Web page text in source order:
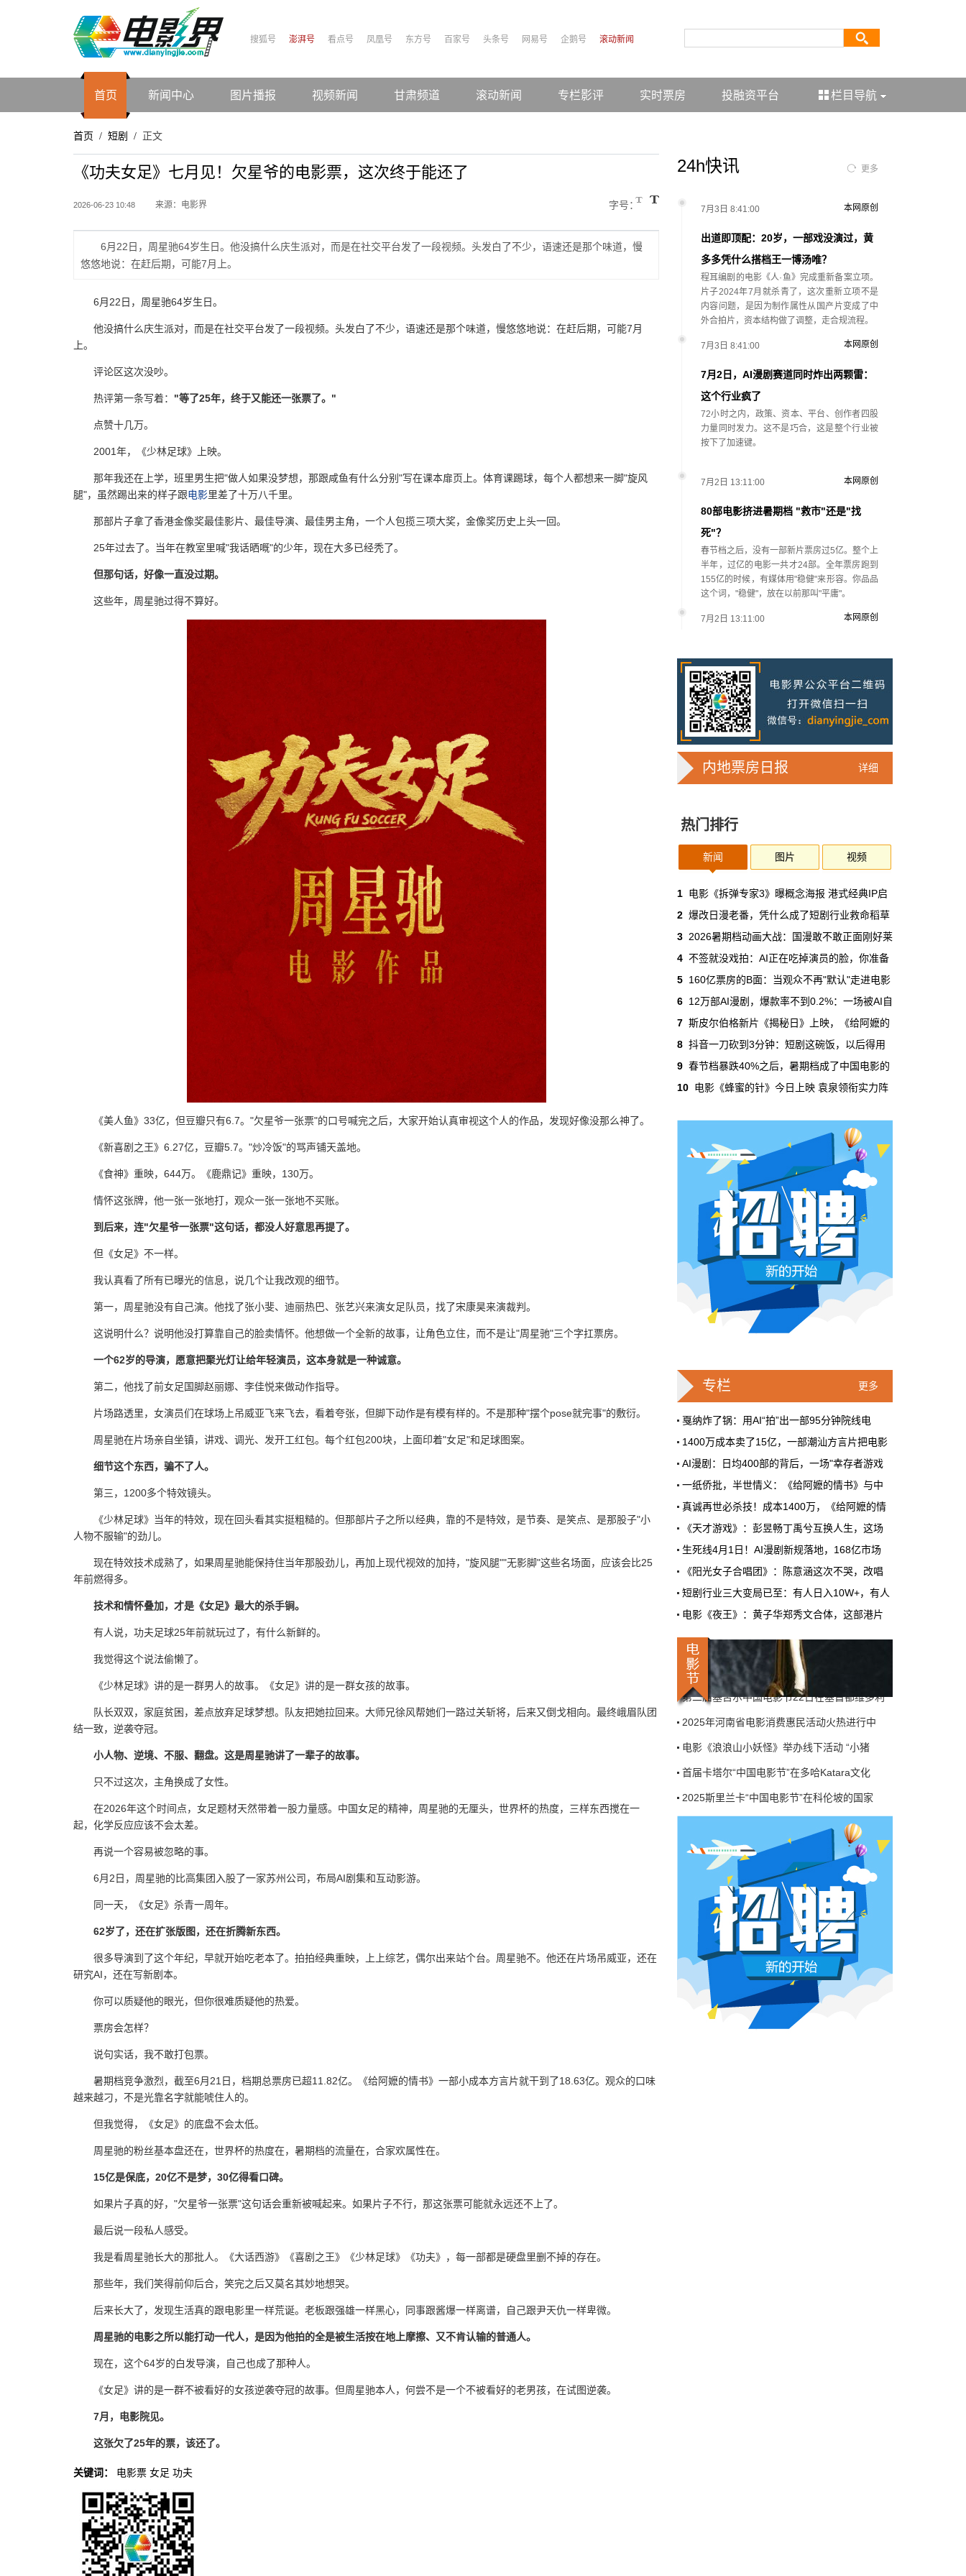
搜狐号 澎湃号 看点号 凤凰号 东方号 百家号 头条号 网易号 企鹅号 滚动新闻
首页 新闻中心 图片播报 视频新闻 甘肃频道 滚动新闻 专栏影评 实时票房 投融资平台 栏目导航
首页 / 短剧 / 正文
《功夫女足》七月见！欠星爷的电影票，这次终于能还了
2026-06-23 10:48 来源：电影界 字号：
6月22日，周星驰64岁生日。他没搞什么庆生派对，而是在社交平台发了一段视频。头发白了不少，语速还是那个味道，慢
悠悠地说：在赶后期，可能7月上。
6月22日，周星驰64岁生日。
他没搞什么庆生派对，而是在社交平台发了一段视频。头发白了不少，语速还是那个味道，慢悠悠地说：在赶后期，可能7月
上。
评论区这次没吵。
热评第一条写着： "等了25年，终于又能还一张票了。"
点赞十几万。
2001年，《少林足球》上映。
那年我还在上学，班里男生把"做人如果没梦想，那跟咸鱼有什么分别"写在课本扉页上。体育课踢球，每个人都想来一脚"旋风
腿"，虽然踢出来的样子跟电影里差了十万八千里。
那部片子拿了香港金像奖最佳影片、最佳导演、最佳男主角，一个人包揽三项大奖，金像奖历史上头一回。
25年过去了。当年在教室里喊"我话晒嘅"的少年，现在大多已经秃了。
但那句话，好像一直没过期。
这些年，周星驰过得不算好。
《美人鱼》33亿，但豆瓣只有6.7。"欠星爷一张票"的口号喊完之后，大家开始认真审视这个人的作品，发现好像没那么神了。
《新喜剧之王》6.27亿，豆瓣5.7。"炒冷饭"的骂声铺天盖地。
《食神》重映，644万。《鹿鼎记》重映，130万。
情怀这张牌，他一张一张地打，观众一张一张地不买账。
到后来，连"欠星爷一张票"这句话，都没人好意思再提了。
但《女足》不一样。
我认真看了所有已曝光的信息，说几个让我改观的细节。
第一，周星驰没有自己演。他找了张小斐、迪丽热巴、张艺兴来演女足队员，找了宋康昊来演裁判。
这说明什么？说明他没打算靠自己的脸卖情怀。他想做一个全新的故事，让角色立住，而不是让"周星驰"三个字扛票房。
一个62岁的导演，愿意把聚光灯让给年轻演员，这本身就是一种诚意。
第二，他找了前女足国脚赵丽娜、李佳悦来做动作指导。
片场路透里，女演员们在球场上吊威亚飞来飞去，看着夸张，但脚下动作是有模有样的。不是那种"摆个pose就完事"的敷衍。
周星驰在片场亲自坐镇，讲戏、调光、发开工红包。每个红包200块，上面印着"女足"和足球图案。
细节这个东西，骗不了人。
第三，1200多个特效镜头。
《少林足球》当年的特效，现在回头看其实挺粗糙的。但那部片子之所以经典，靠的不是特效，是节奏、是笑点、是那股子"小
人物不服输"的劲儿。
现在特效技术成熟了，如果周星驰能保持住当年那股劲儿，再加上现代视效的加持，"旋风腿""无影脚"这些名场面，应该会比25
年前燃得多。
技术和情怀叠加，才是《女足》最大的杀手锏。
有人说，功夫足球25年前就玩过了，有什么新鲜的。
我觉得这个说法偷懒了。
《少林足球》讲的是一群男人的故事。《女足》讲的是一群女孩的故事。
队长双双，家庭贫困，差点放弃足球梦想。队友把她拉回来。大师兄徐风帮她们一路过关斩将，后来又倒戈相向。最终峨眉队团
结一致，逆袭夺冠。
小人物、逆境、不服、翻盘。这是周星驰讲了一辈子的故事。
只不过这次，主角换成了女性。
在2026年这个时间点，女足题材天然带着一股力量感。中国女足的精神，周星驰的无厘头，世界杯的热度，三样东西搅在一
起，化学反应应该不会太差。
再说一个容易被忽略的事。
6月2日，周星驰的比高集团入股了一家苏州公司，布局AI剧集和互动影游。
同一天，《女足》杀青一周年。
62岁了，还在扩张版图，还在折腾新东西。
很多导演到了这个年纪，早就开始吃老本了。拍拍经典重映，上上综艺，偶尔出来站个台。周星驰不。他还在片场吊威亚，还在
研究AI，还在写新剧本。
你可以质疑他的眼光，但你很难质疑他的热爱。
票房会怎样？
说句实话，我不敢打包票。
暑期档竞争激烈，截至6月21日，档期总票房已超11.82亿。《给阿嬷的情书》一部小成本方言片就干到了18.63亿。观众的口味
越来越刁，不是光靠名字就能唬住人的。
但我觉得，《女足》的底盘不会太低。
周星驰的粉丝基本盘还在，世界杯的热度在，暑期档的流量在，合家欢属性在。
15亿是保底，20亿不是梦，30亿得看口碑。
如果片子真的好，"欠星爷一张票"这句话会重新被喊起来。如果片子不行，那这张票可能就永远还不上了。
最后说一段私人感受。
我是看周星驰长大的那批人。《大话西游》《喜剧之王》《少林足球》《功夫》，每一部都是硬盘里删不掉的存在。
那些年，我们笑得前仰后合，笑完之后又莫名其妙地想哭。
后来长大了，发现生活真的跟电影里一样荒诞。老板跟强雄一样黑心，同事跟酱爆一样离谱，自己跟尹天仇一样卑微。
周星驰的电影之所以能打动一代人，是因为他拍的全是被生活按在地上摩擦、又不肯认输的普通人。
现在，这个64岁的白发导演，自己也成了那种人。
《女足》讲的是一群不被看好的女孩逆袭夺冠的故事。但周星驰本人，何尝不是一个不被看好的老男孩，在试图逆袭。
7月，电影院见。
这张欠了25年的票，该还了。
关键词： 电影票 女足 功夫
24h快讯 更多
7月3日 8:41:00
出道即顶配：20岁，一部戏没演过，黄
多多凭什么搭档王一博汤唯？
程耳编剧的电影《人·鱼》完成重新备案立项。
片子2024年7月就杀青了，这次重新立项不是
内容问题，是因为制作属性从国产片变成了中
外合拍片，资本结构做了调整，走合规流程。
本网原创
7月3日 8:41:00
7月2日，AI漫剧赛道同时炸出两颗雷：
这个行业疯了
72小时之内，政策、资本、平台、创作者四股
力量同时发力。这不是巧合，这是整个行业被
按下了加速键。
本网原创
7月2日 13:11:00
80部电影挤进暑期档 "救市"还是"找
死"？
春节档之后，没有一部新片票房过5亿。整个上
半年，过亿的电影一共才24部。全年票房跑到
155亿的时候，有媒体用"稳健"来形容。你品品
这个词，"稳健"，放在以前那叫"平庸"。
本网原创
7月2日 13:11:00
路
2025年，真人实拍微短剧的上线数量占比约
71%，AI微短剧不到30%。到了2026年第一季
度，这个比例完全倒挂——真人实拍跌到
32%，AI飙升到68%。
本网原创
华策拿《西游记》赌AI那天，半个影视
一个做了几十年传统影视的头部公司，用这种
再是草根创业者的自嗨游戏，正规军来了。
本网原创
6月30日 11:34:00
7月1日起AI漫剧独立上户：30万以下
的，平台自己兜着
过去两年，AI漫剧用一种近乎无政府的方式，
吃掉了整个微短剧市场95%的产量，却几乎没
本网原创
6月29日 10:20:00
时间，年轻人在电影院里的占比缩水了一半还
多。20岁以下更夸张，从8.9%跌到2.9%，几
乎归零…
本网原创
6月29日 10:20:00
AI短剧赢了数量，真人短剧赢了命
2026年一季度，全行业上线微短剧12.8万部，
其中AI短剧12.2万部，占比超过95%。真人短
剧？只剩几千部。你猜这95%的AI短剧，拿走
了多少流量？
本网原创
6月28日 13:03:00
戛纳一句"Fuck AI"，喊出了多少电影人
高定，而是一句话。
本网原创
6月28日 9:25:00
周星驰跑去拍AI短剧了，电影院还剩什
么？
5月31号，横店。63岁的周星驰穿着黑色夹克
出现在《食神2026》的开机现场。这部短剧改
编自他30年前的经典电影，竖屏拍摄，AI辅助
制作，成本400万。预计9月上线。
本网原创
6月28日 9:25:00
短剧从业者在评论区集体破防。有人说"今年开
机率比去年腰斩"，有人说"演员片酬从日薪800
三天的东西，AI一天出八集，还比你好看…
本网原创
6月27日 10:01:00
9万块银幕，全年只卖400亿：电影院的
钱去哪了？
画，类型挺全。刘烨的《四渡》、皮克斯的
《玩具总动员5》、谢苗的《火遮眼》，该有的
牌都亮出来了。
6月27日 10:01:00
7万部AI短剧一夜下架，广电总局这次是
动真格的
6月24日，广电总局官网挂出了一份文件。没
有发布会，没有吹风会。就这么安安静静地，
把《微短剧发展管理办法（征求意见稿）》摆
到了所有人面前。
本网原创
6月26日 10:03:00
影视行业冷透了：167个人抢一个活，
顶流演员台上求工作
董子健领奖的时候说："我还是演员董子健，有
合适的角色可以找我，档期很空。"刘昊然在台
详细
内地票房日报
热门排行
新闻 图片 视频
1 电影《拆弹专家3》曝概念海报 港式经典IP启
2 爆改日漫老番，凭什么成了短剧行业救命稻草
3 2026暑期档动画大战：国漫敢不敢正面刚好莱
4 不签就没戏拍：AI正在吃掉演员的脸，你准备
5 160亿票房的B面：当观众不再"默认"走进电影
6 12万部AI漫剧，爆款率不到0.2%：一场被AI自
7 斯皮尔伯格新片《揭秘日》上映，《给阿嬷的
8 抖音一刀砍到3分钟：短剧这碗饭，以后得用
9 春节档暴跌40%之后，暑期档成了中国电影的
10 电影《蜂蜜的针》今日上映 袁泉领衔实力阵
更多
专栏
戛纳炸了锅：用AI“拍”出一部95分钟院线电
1400万成本卖了15亿，一部潮汕方言片把电影
AI漫剧：日均400部的背后，一场"幸存者游戏
一纸侨批，半世情义：《给阿嬷的情书》与中
真诚再世必杀技！成本1400万，《给阿嬷的情
《天才游戏》：彭昱畅丁禹兮互换人生，这场
生死线4月1日！AI漫剧新规落地，168亿市场
《阳光女子合唱团》：陈意涵这次不哭，改唱
短剧行业三大变局已至：有人日入10W+，有人
电影《夜王》：黄子华郑秀文合体，这部港片
首届卡塔尔“中国电影节”在多哈Katara文化
第二届塞舌尔中国电影节22日在塞首都维多利
2025年河南省电影消费惠民活动火热进行中
电影《浪浪山小妖怪》举办线下活动 “小猪
第八届浙江国际青年电影周创投与你相约杭州
第二届塞舌尔中国电影节22日在塞首都维多利
2025年河南省电影消费惠民活动火热进行中
电影《浪浪山小妖怪》举办线下活动 “小猪